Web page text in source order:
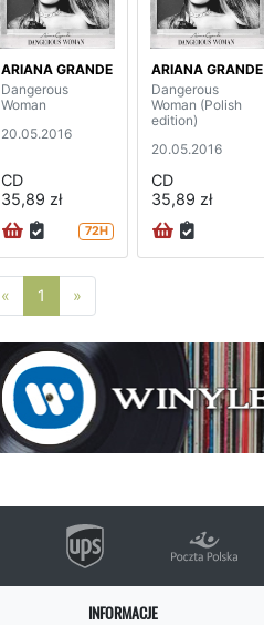
ARIANA GRANDE
Dangerous
Woman
20.05.2016
CD
35,89 zł
72H
ARIANA GRANDE
Dangerous
Woman (Polish
edition)
20.05.2016
CD
35,89 zł
« Poprzednia strona
1 »
INFORMACJE